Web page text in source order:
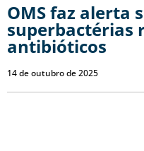
OMS faz alerta
superbactérias
antibióticos
14 de outubro de 2025